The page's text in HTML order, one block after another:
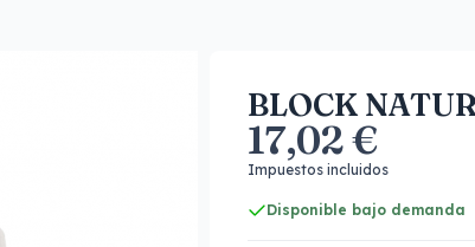
BLOCK
17,02 €
Impuestos incluidos
Disponible bajo demanda